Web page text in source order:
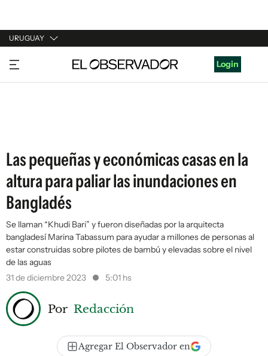
URUGUAY
URUGUAY
ARGENTINA
Login
Las pequeñas y económicas casas en la
altura para paliar las inundaciones en
Bangladés
Se llaman “Khudi Bari” y fueron diseñadas por la arquitecta
bangladesí Marina Tabassum para ayudar a millones de personas al
estar construidas sobre pilotes de bambú y elevadas sobre el nivel
de las aguas
31 de diciembre 2023
5:01 hs
Por Redacción
Agregar El Observador en